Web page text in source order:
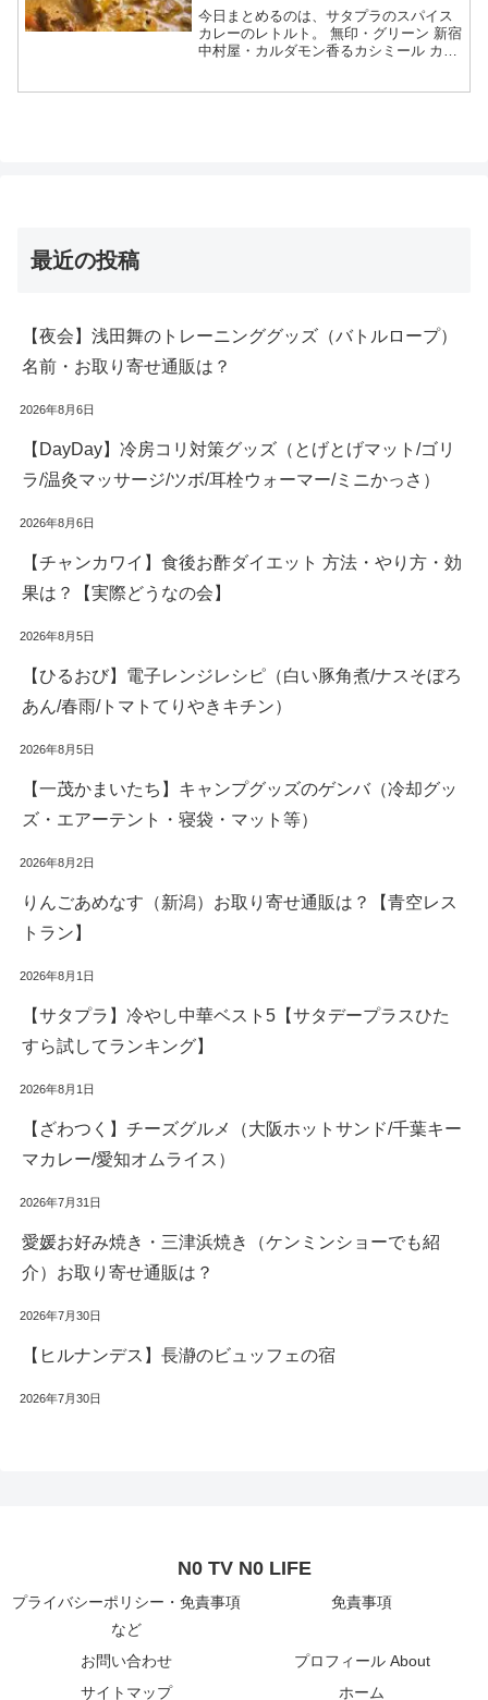
スひたすら試してランキング】
今日まとめるのは、サタプラのスパイス
カレーのレトルト。 無印・グリーン 新宿
中村屋・カルダモン香るカシミール カル
最近の投稿
【夜会】浅田舞のトレーニンググッズ（バトルロープ）
名前・お取り寄せ通販は？
2026年8月6日
【DayDay】冷房コリ対策グッズ（とげとげマット/ゴリ
ラ/温灸マッサージ/ツボ/耳栓ウォーマー/ミニかっさ）
2026年8月6日
【チャンカワイ】食後お酢ダイエット 方法・やり方・効
果は？【実際どうなの会】
2026年8月5日
【ひるおび】電子レンジレシピ（白い豚角煮/ナスそぼろ
あん/春雨/トマトてりやきキチン）
2026年8月5日
【一茂かまいたち】キャンプグッズのゲンバ（冷却グッ
ズ・エアーテント・寝袋・マット等）
2026年8月2日
りんごあめなす（新潟）お取り寄せ通販は？【青空レス
トラン】
2026年8月1日
【サタプラ】冷やし中華ベスト5【サタデープラスひた
すら試してランキング】
2026年8月1日
【ざわつく】チーズグルメ（大阪ホットサンド/千葉キー
マカレー/愛知オムライス）
2026年7月31日
愛媛お好み焼き・三津浜焼き（ケンミンショーでも紹
介）お取り寄せ通販は？
2026年7月30日
【ヒルナンデス】長瀞のビュッフェの宿
2026年7月30日
N0 TV N0 LIFE
プライバシーポリシー・免責事項
など
免責事項
お問い合わせ
プロフィール About
サイトマップ
ホーム